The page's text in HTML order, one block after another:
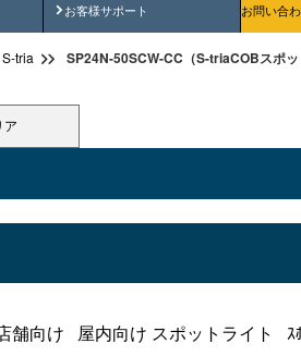
お客様サポート
安全にご使用いただくためにお問い合
tria SP24N-50SCW-CC（S-triaCOBスポ
ア
舗向け 屋内向け スポットライト ｽ